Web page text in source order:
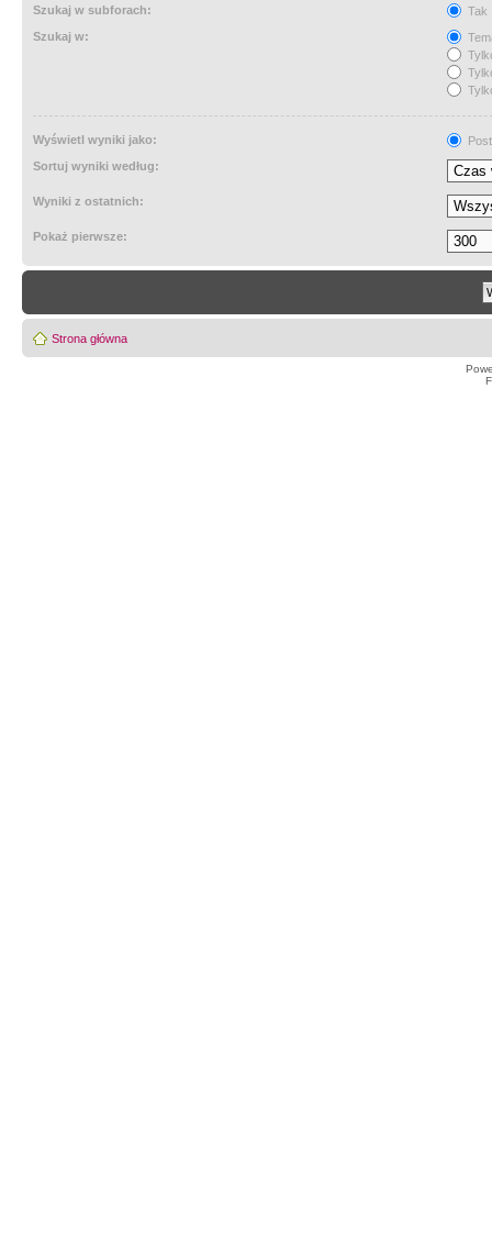
Szukaj w subforach:
Tak
Szukaj w:
Wyświetl wyniki jako:
Sortuj wyniki według:
Wyniki z ostatnich:
Pokaż pierwsze:
Strona główna